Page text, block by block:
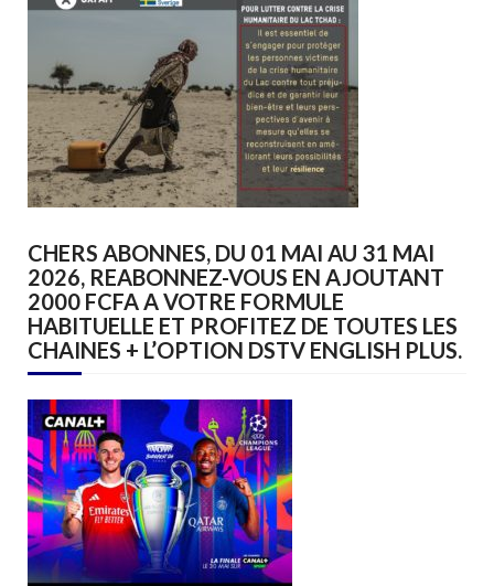
CHERS ABONNES, DU 01 MAI AU 31 MAI
2026, REABONNEZ-VOUS EN AJOUTANT
2000 FCFA A VOTRE FORMULE
HABITUELLE ET PROFITEZ DE TOUTES LES
CHAINES + L’OPTION DSTV ENGLISH PLUS.